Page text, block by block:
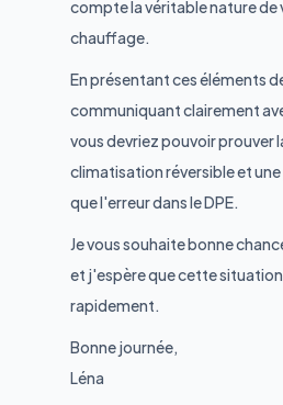
compte la véritable nature
chauffage.
En présentant ces éléments
communiquant clairement
vous devriez pouvoir prouver
climatisation réversible et une
que l'erreur dans le DPE.
Je vous souhaite bonne
et j'espère que cette
rapidement.
Bonne journée,
Léna